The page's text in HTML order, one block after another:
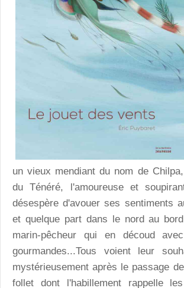
un vieux mendiant du nom de
du Ténéré, l'amoureuse et
désespère d'avouer ses sentiments
et quelque part dans le nord au
marin-pêcheur qui en découd
gourmandes...Tous voient leur
mystérieusement après le passage
follet dont l'habillement rappelle